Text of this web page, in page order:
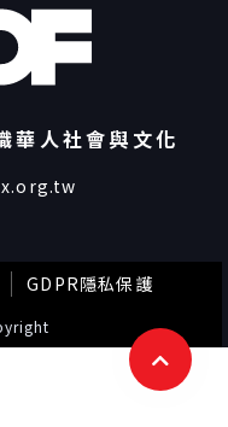
華人社會與文化
GDPR隱私保護